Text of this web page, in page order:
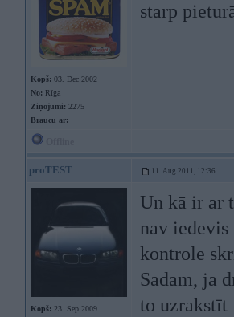
Kopš: 03. Dec 2002
No: Rīga
Ziņojumi: 2275
Braucu ar:
starp
proTEST 11. Aug 2011, 12:36
Kopš: 23. Sep 2009
Un kā ir ar
nav iedevis
kontrole
Sadam, ja
to uzrakstīt